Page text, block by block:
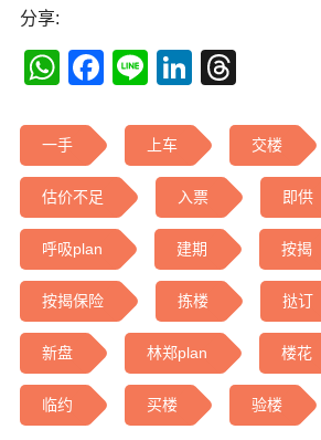
分享:
WhatsApp
Facebook
LineLinkedIn
一手 上车 交楼
估价不足 入票 即供
呼吸plan 建期 按揭
按揭保险 拣楼 挞订
新盘 林郑plan 楼花
临约 买楼 验楼